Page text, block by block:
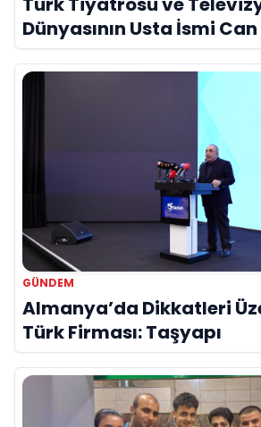
Dünyasının Usta İsmi
Hayatını Kaybetti
GÜNDEM
Almanya’da Dikkatleri
Türk Firması: Taşyapı